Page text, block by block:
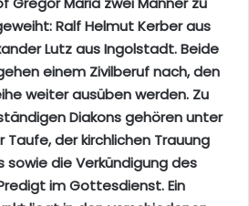
Ralf Helmut Kerber aus
Lutz aus Ingolstadt. Beide
einem Zivilberuf nach, den
weiter ausüben werden. Zu
Diakons gehören unter
der kirchlichen Trauung
sowie die Verkündigung des
im Gottesdienst. Ein